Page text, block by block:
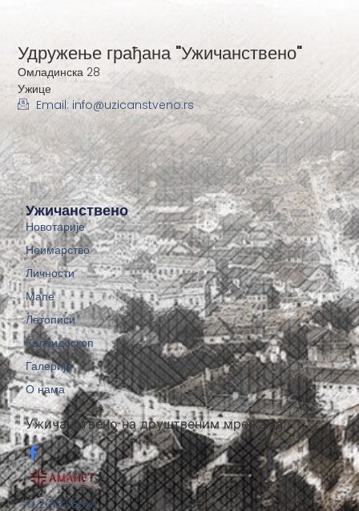
Ужичанствено на друштвеним мрежама:
© 2018 | Бруе
Ужичанствено
Новотарије
Неимарство
Личности
Мапе
Летописи
Калеидоскоп
Галерије
О нама
Удружење грађана "Ужичанствено"
Омладинска 28
Ужице
Email: info@uzicanstveno.rs